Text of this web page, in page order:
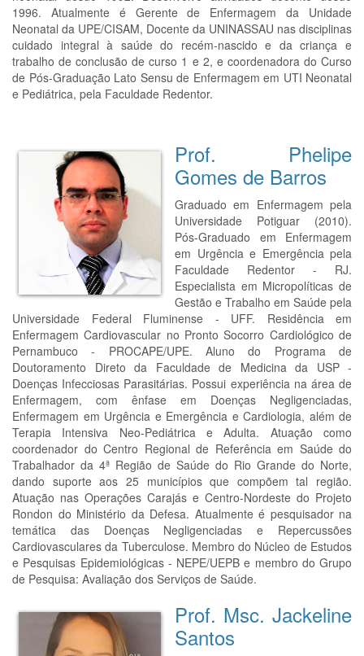
1996. Atualmente é Gerente de Enfermagem da Unidade
Neonatal da UPE/CISAM, Docente da UNINASSAU nas disciplinas
cuidado integral à saúde do recém-nascido e da criança e
trabalho de conclusão de curso 1 e 2, e coordenadora do Curso
de Pós-Graduação Lato Sensu de Enfermagem em UTI Neonatal
e Pediátrica, pela Faculdade Redentor.
Prof. Phelipe
Gomes de Barros
Graduado em Enfermagem pela
Universidade Potiguar (2010).
Pós-Graduado em Enfermagem
em Urgência e Emergência pela
Faculdade Redentor - RJ.
Especialista em Micropolíticas de
Gestão e Trabalho em Saúde pela
Universidade Federal Fluminense - UFF. Residência em
Enfermagem Cardiovascular no Pronto Socorro Cardiológico de
Pernambuco - PROCAPE/UPE. Aluno do Programa de
Doutoramento Direto da Faculdade de Medicina da USP -
Doenças Infecciosas Parasitárias. Possui experiência na área de
Enfermagem, com ênfase em Doenças Negligenciadas,
Enfermagem em Urgência e Emergência e Cardiologia, além de
Terapia Intensiva Neo-Pediátrica e Adulta. Atuação como
coordenador do Centro Regional de Referência em Saúde do
Trabalhador da 4ª Região de Saúde do Rio Grande do Norte,
dando suporte aos 25 municípios que compõem tal região.
Atuação nas Operações Carajás e Centro-Nordeste do Projeto
Rondon do Ministério da Defesa. Atualmente é pesquisador na
temática das Doenças Negligenciadas e Repercussões
Cardiovasculares da Tuberculose. Membro do Núcleo de Estudos
e Pesquisas Epidemiológicas - NEPE/UEPB e membro do Grupo
de Pesquisa: Avaliação dos Serviços de Saúde.
Prof. Msc. Jackeline
Santos